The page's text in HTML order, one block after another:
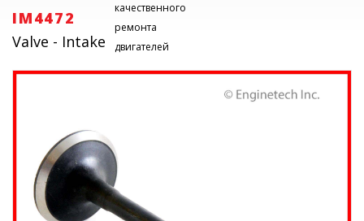
качественного
ремонта
двигателей
IM4472
Valve - Intake